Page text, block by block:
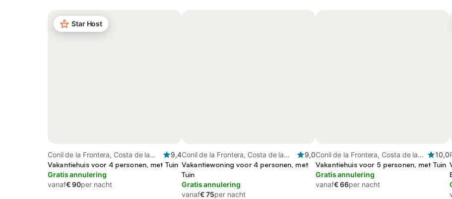
Star Host
Conil de la Frontera, Costa de la
Luz
9,4
Vakantiehuis voor 4 personen, met Tuin
Gratis annulering
vanaf€ 90per nacht
Conil de la Frontera, Costa de la
Luz
9,0
Vakantiewoning voor 4 personen, met
Tuin
Gratis annulering
vanaf€ 75per nacht
Conil de la Frontera, Costa de la
Luz
10,0
Vakantiehuis voor 5 personen, met Tuin
Gratis annulering
vanaf€ 66per nacht